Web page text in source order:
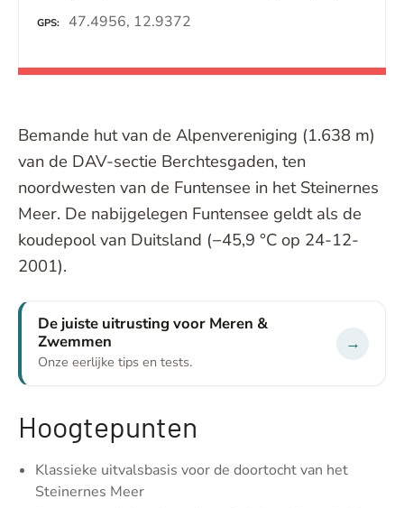
GPS 47.4956, 12.9372
Bemande hut van de Alpenvereniging (1.638 m)
van de DAV-sectie Berchtesgaden, ten
noordwesten van de Funtensee in het Steinernes
Meer. De nabijgelegen Funtensee geldt als de
koudepool van Duitsland (−45,9 °C op 24-12-
2001).
De juiste uitrusting voor Meren &
Zwemmen
Onze eerlijke tips en tests.
→
Hoogtepunten
Klassieke uitvalsbasis voor de doortocht van het
Steinernes Meer